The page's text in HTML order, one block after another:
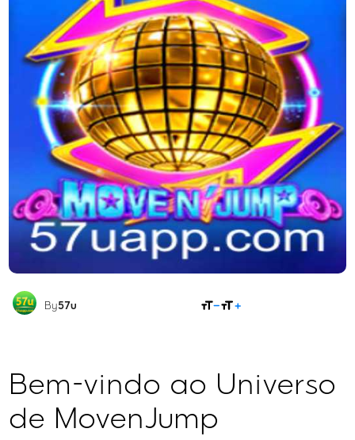
By57u
Bem-vindo ao Universo
de MovenJump